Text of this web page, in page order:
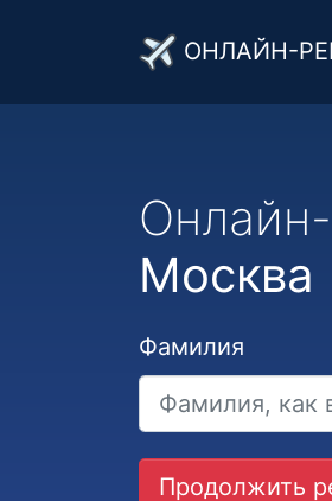
ОНЛАЙН-
Москва
Фамилия